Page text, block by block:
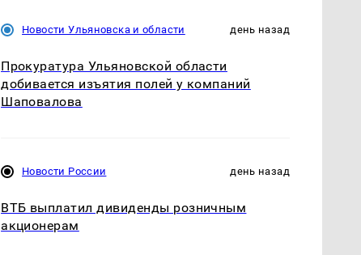
Новости Ульяновска и области день назад
Прокуратура Ульяновской области
добивается изъятия полей у компаний
Шаповалова
Новости России день назад
ВТБ выплатил дивиденды розничным
акционерам